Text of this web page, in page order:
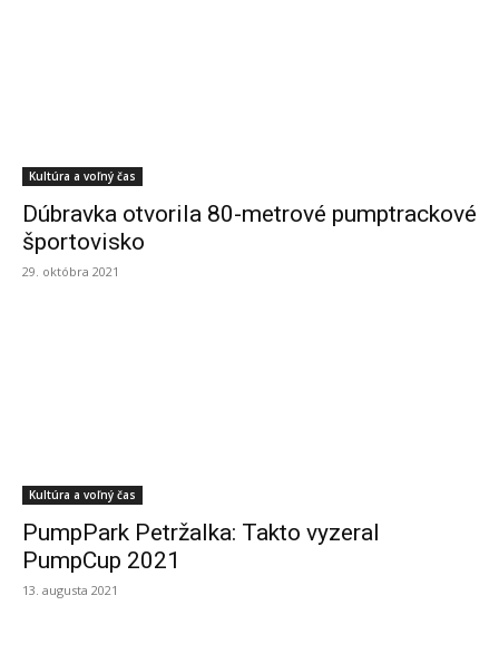
Kultúra a voľný čas
Dúbravka otvorila 80-metrové pumptrackové
športovisko
29. októbra 2021
Kultúra a voľný čas
PumpPark Petržalka: Takto vyzeral
PumpCup 2021
13. augusta 2021